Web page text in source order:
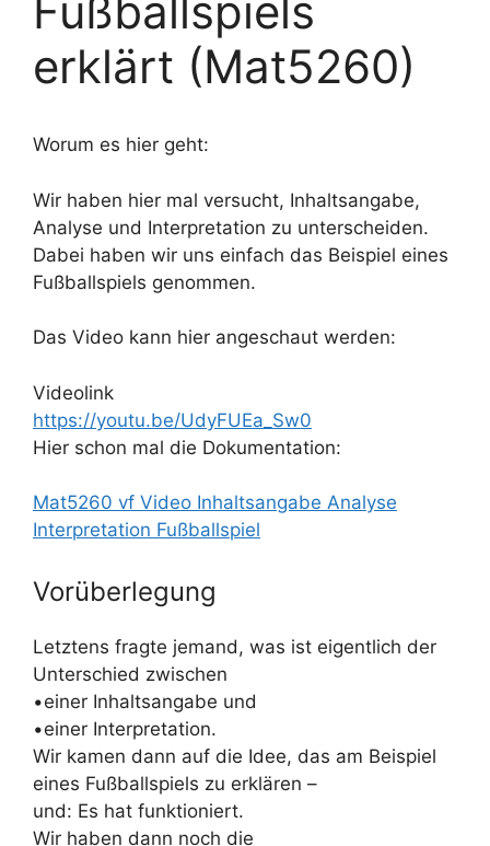
Fußballspiels
erklärt (Mat5260)
Worum es hier geht:
Wir haben hier mal versucht, Inhaltsangabe,
Analyse und Interpretation zu unterscheiden.
Dabei haben wir uns einfach das Beispiel eines
Fußballspiels genommen.
Das Video kann hier angeschaut werden:
Videolink
https://youtu.be/UdyFUEa_Sw0
Hier schon mal die Dokumentation:
Mat5260 vf Video Inhaltsangabe Analyse
Interpretation Fußballspiel
Vorüberlegung
Letztens fragte jemand, was ist eigentlich der
Unterschied zwischen
•einer Inhaltsangabe und
•einer Interpretation.
Wir kamen dann auf die Idee, das am Beispiel
eines Fußballspiels zu erklären –
und: Es hat funktioniert.
Wir haben dann noch die